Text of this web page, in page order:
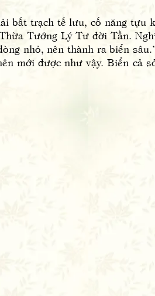
bất trạch tế lưu, cố năng tựu
Tướng Lý Tư đời Tần.
nhỏ, nên thành ra biển
mới được như vậy. Biển cả